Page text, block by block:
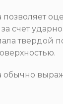
счет
твердой